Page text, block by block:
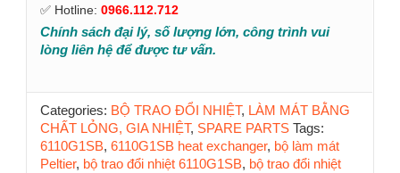
✅ Hotline: 0966.112.712
Chính sách đại lý, số lượng lớn, công trình vui
lòng liên hệ để được tư vấn.
Categories: BỘ TRAO ĐỔI NHIỆT, LÀM MÁT BẰNG
CHẤT LỎNG, GIA NHIỆT, SPARE PARTS Tags:
6110G1SB, 6110G1SB heat exchanger, bộ làm mát
Peltier, bộ trao đổi nhiệt 6110G1SB, bộ trao đổi nhiệt